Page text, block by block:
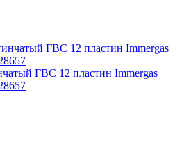
ГВС 12 пластин Immergas